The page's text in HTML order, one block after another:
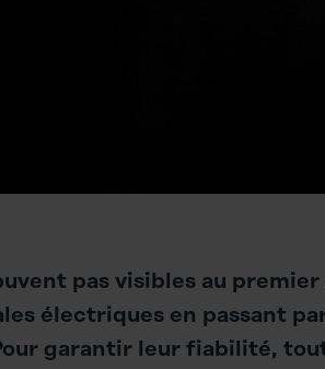
pas visibles au
électriques en passant
garantir leur fiabilité,